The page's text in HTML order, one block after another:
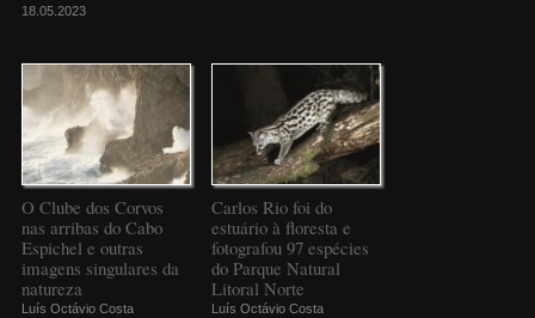
18.05.2023
O Clube dos Corvos
nas arribas do Cabo
Espichel e outras
imagens singulares da
natureza
Luís Octávio Costa
Carlos Rio foi do
estuário à floresta e
fotografou 97 espécies
do Parque Natural
Litoral Norte
Luís Octávio Costa